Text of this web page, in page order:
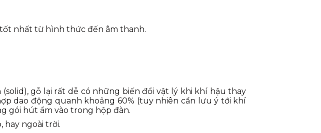
nhất từ hình thức đến âm thanh.
gỗ lại rất dễ có những biến đổi vật lý khi khí hậu thay
dao động quanh khoảng 60% (tuy nhiên cần lưu ý tới khí
gói hút ẩm vào trong hộp đàn.
hay ngoài trời.